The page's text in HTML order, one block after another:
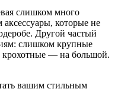
слишком много
которые не
Другой частый
слишком крупные
крохотные — на большой.
вашим стильным